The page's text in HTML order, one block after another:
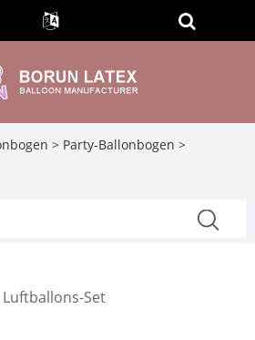
> Party-Ballonbogen >
Luftballons-Set